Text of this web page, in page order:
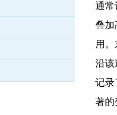
通常
叠加
用
沿该
记录
著的